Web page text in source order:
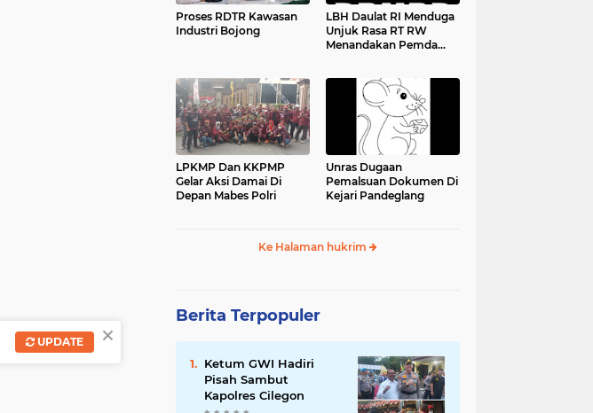
Proses RDTR Kawasan
Industri Bojong
LBH Daulat RI Menduga
Unjuk Rasa RT RW
Menandakan Pemda
Kemana Kepala DPMPD
LPKMP Dan KKPMP
Gelar Aksi Damai Di
Depan Mabes Polri
Unras Dugaan
Pemalsuan Dokumen Di
Kejari Pandeglang
Ke Halaman hukrim
Berita Terpopuler
Ketum GWI Hadiri
Pisah Sambut
Kapolres Cilegon
×
UPDATE